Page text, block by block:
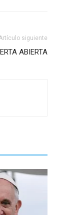
siguiente
ABIERTA